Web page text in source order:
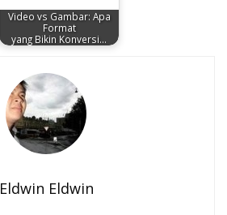
Video vs Gambar: Apa
Format
yang Bikin Konversi…
Eldwin Eldwin